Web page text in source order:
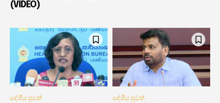
(VIDEO)
දේශීය පුවත් දේශීය පුවත්